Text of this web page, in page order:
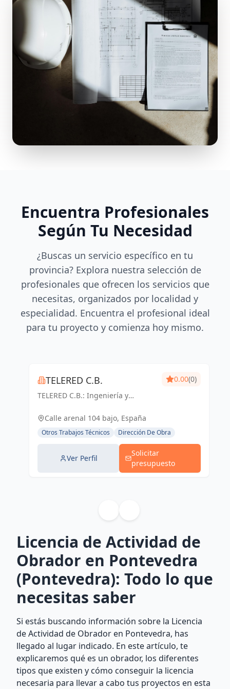
Encuentra Profesionales
Según Tu Necesidad
¿Buscas un servicio específico en tu
provincia? Explora nuestra selección de
profesionales que ofrecen los servicios que
necesitas, organizados por localidad y
especialidad. Encuentra el profesional ideal
para tu proyecto y comienza hoy mismo.
TELERED C.B.
TELERED C.B.: Ingeniería y
mundo conectado. Soluciones
integrales, calidad y experiencia
en Vigo y Pontevedra.
0.00(0)
Calle arenal 104 bajo, España
Otros Trabajos Técnicos Dirección De Obra
Ver Perfil
Solicitar
presupuesto
Licencia de Actividad de
Obrador en Pontevedra
(Pontevedra): Todo lo que
necesitas saber
Si estás buscando información sobre la Licencia
de Actividad de Obrador en Pontevedra, has
llegado al lugar indicado. En este artículo, te
explicaremos qué es un obrador, los diferentes
tipos que existen y cómo conseguir la licencia
necesaria para llevar a cabo tus proyectos en esta